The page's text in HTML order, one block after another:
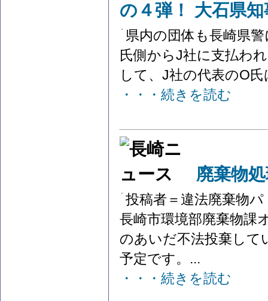
の４弾！ 大石県知
県内の団体も長崎県
氏側からJ社に支払わ
して、J社の代表のO
・・・続きを読む
廃棄物
投稿者＝違法廃棄物
長崎市環境部廃棄物課
のあいだ不法投棄して
予定です。...
・・・続きを読む